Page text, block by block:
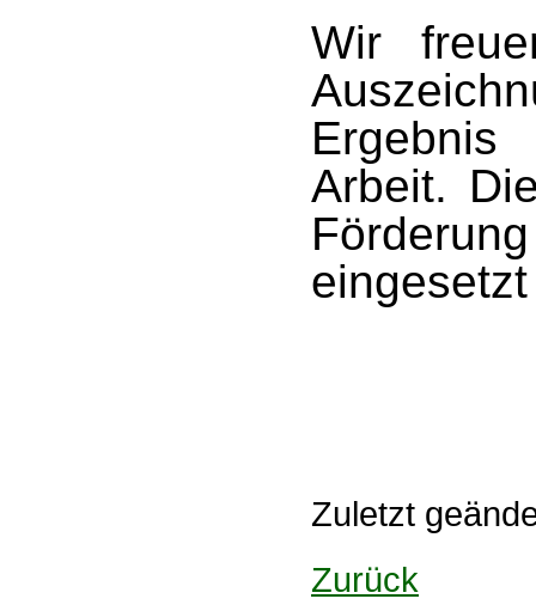
Wir
Arbeit.
Zuletzt
Zurück